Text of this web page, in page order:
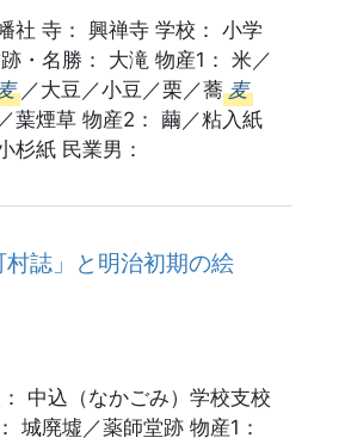
社 寺： 興禅寺 学校： 小学
・名勝： 大滝 物産1： 米／
／大豆／小豆／栗／蕎 麦
葉煙草 物産2： 繭／粘入紙
杉紙 民業男：
村誌」と明治初期の絵
中込（なかごみ）学校支校
城廃墟／薬師堂跡 物産1：